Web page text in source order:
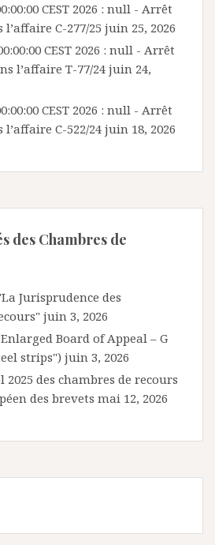
CEST 2026 : null - Arrêt
C-277/25 juin 25, 2026
CEST 2026 : null - Arrêt
l’affaire T-77/24juin 24,
CEST 2026 : null - Arrêt
C-522/24 juin 18, 2026
des Chambres de
Jurisprudence des
juin 3, 2026
Board of Appeal – G
strips") juin 3, 2026
des chambres de recours
des brevets mai 12, 2026